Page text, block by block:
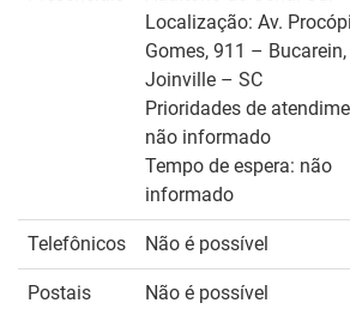
Localização: Av.
Gomes, 911 – Bucarein,
Joinville – SC
Prioridades de
não informado
Tempo de espera: não
informado
Telefônicos Não é possível
Postais Não é possível